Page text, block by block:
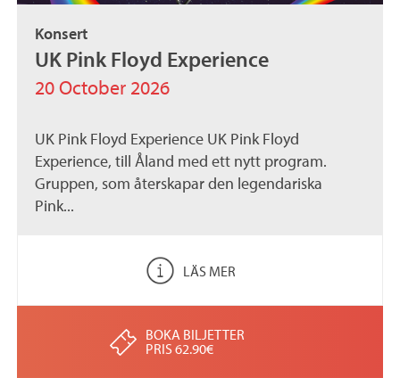
Konsert
UK Pink Floyd Experience
20 October 2026
UK Pink Floyd Experience UK Pink Floyd
Experience, till Åland med ett nytt program.
Gruppen, som återskapar den legendariska
Pink...
LÄS MER
BOKA BILJETTER
PRIS 62.90€